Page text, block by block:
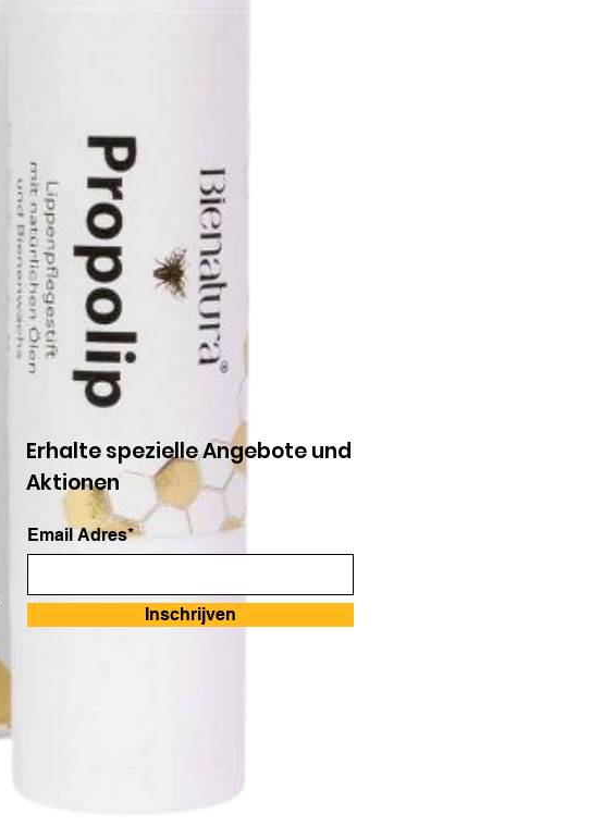
Erhalte spezielle Angebote und
Aktionen
Email Adres*
Inschrijven